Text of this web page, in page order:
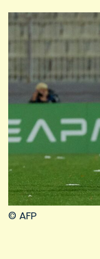
© AFP